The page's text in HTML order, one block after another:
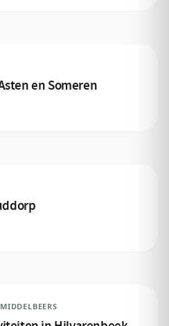
en Someren